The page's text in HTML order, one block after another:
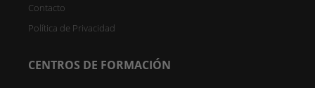
Contacto
Política de Privacidad
CENTROS DE FORMACIÓN